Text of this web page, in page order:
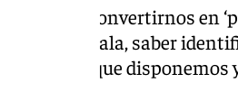
podemos convertirnos en
anómala, saber
de los que disponemos